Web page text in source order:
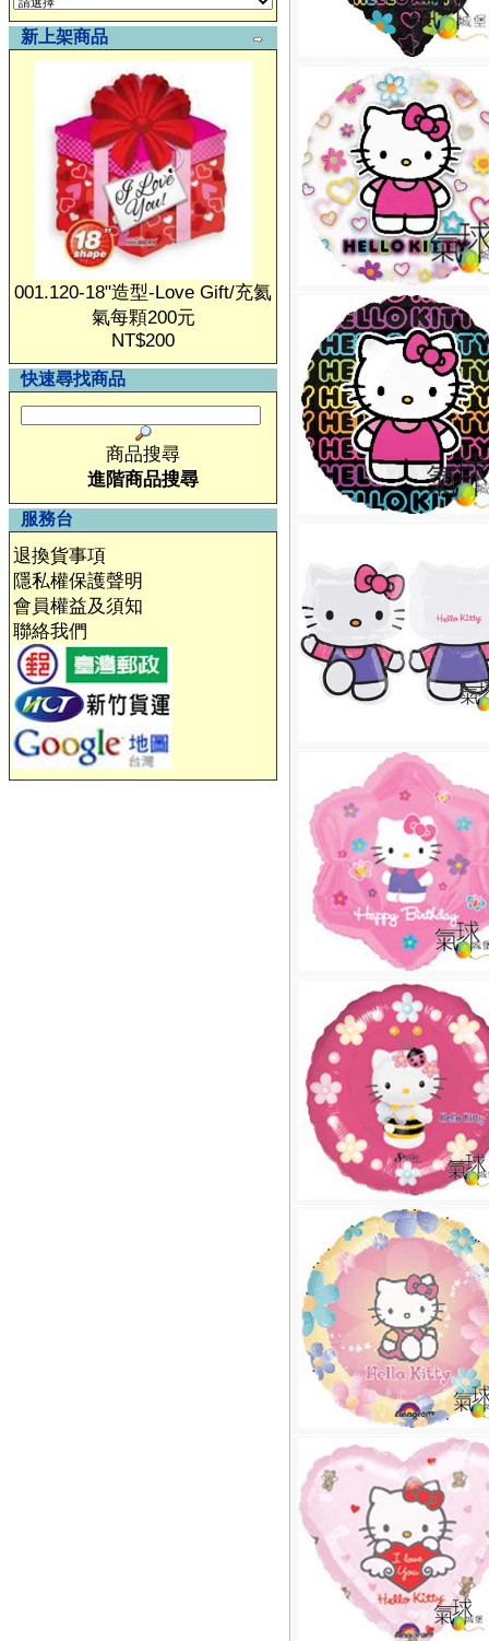
新上架商品
001.120-18"造型-Love Gift/充氦
氣每顆200元
NT$200
快速尋找商品
商品搜尋
進階商品搜尋
服務台
退換貨事項
隱私權保護聲明
會員權益及須知
聯絡我們